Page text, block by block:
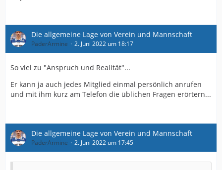
Möglichkeit für einen stabilen Unterbau hätte, dann
fühlt sich das für mich falsch an. Mehr als ein „wir
haben es abgewogen und sind zu dem Schluss
gekommen, dass wir es uns nicht leisten können“ habe
ich dazu noch nicht gehört. Wenn ich etwas nicht
mitbekommen habe, auch zu der monetären
Größenordnung der Baumaßnahmen am
Trainingsgelände, dann erleuchte mich bitte.
solchen Dinge mehr zu tun, die das wirtschaftliche
Gleichgewicht aus den Fugen geraten lassen können.
Wenn man dann liest, dass zusätzlich zu Wimmer noch
Ramos und/oder Okugawa verkauft werden
Die allgemeine Lage von Verein und Mannschaft
PaderArmine 2. Juni 2022 um 18:17
So viel zu "Anspruch und Realität"...
Er kann ja auch jedes Mitglied einmal persönlich anrufen
und mit ihm kurz am Telefon die üblichen Fragen erörtern...
Die allgemeine Lage von Verein und Mannschaft
PaderArmine 2. Juni 2022 um 17:45